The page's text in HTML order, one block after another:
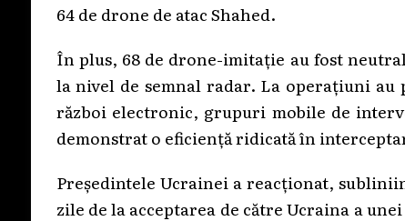
64 de drone de atac Shahed.
În plus, 68 de drone-imitație au fost
la nivel de semnal radar. La operațiuni au
război electronic, grupuri mobile de
demonstrat o eficiență ridicată în
Președintele Ucrainei a reacționat,
zile de la acceptarea de către Ucraina a